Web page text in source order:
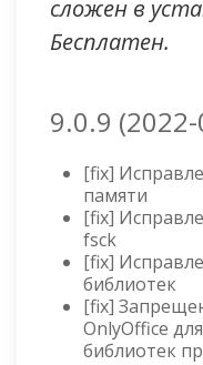
сложен в
Бесплатен.
9.0.9
[fix]
памяти
[fix]
fsck
[fix]
библиотек
[fix]
OnlyOffice
библиотек